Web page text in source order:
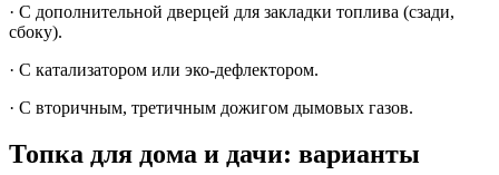
· С дополнительной дверцей для закладки топлива (сзади,
сбоку).
· С катализатором или эко-дефлектором.
· С вторичным, третичным дожигом дымовых газов.
Топка для дома и дачи: варианты